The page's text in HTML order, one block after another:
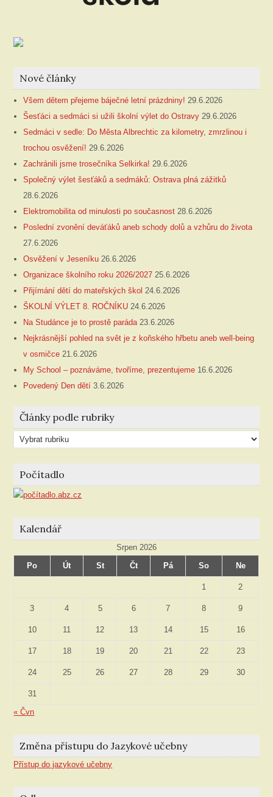
Nové články
Všem dětem přejeme báječné letní prázdniny! 29.6.2026
Šesťáci a sedmáci si užili školní výlet do Ostravy 29.6.2026
Sedmáci v sedle: Do Města Albrechtic za kilometry, zmrzlinou i
trochou osvěžení! 29.6.2026
Zachránili jsme trosečníka Selkirka! 29.6.2026
Společný výlet šesťáků a sedmáků: Ostrava plná zážitků
28.6.2026
Elektromobilita od minulosti po současnost 28.6.2026
Poslední zvonění deváťáků aneb schody dolů a vzhůru do života
27.6.2026
Osvěžení v Jeseníku 26.6.2026
Organizace školního roku 2026/2027 25.6.2026
Přijímání dětí do mateřských škol 24.6.2026
ŠKOLNÍ VÝLET 8. ROČNÍKU 24.6.2026
Na Studánce je to prostě paráda 23.6.2026
Nejkrásnější pohled na svět je z koňského hřbetu aneb well-being
v osmičce 21.6.2026
My School – poznáváme, tvoříme, prezentujeme 16.6.2026
Povedený Den dětí 3.6.2026
Články podle rubriky
Články
podle
rubriky
Počítadlo
Kalendář
Srpen 2026
Po
Út St Čt Pá So Ne
1 2
3 4 5 6 7 8 9
10 11 12 13 14 15 16
17 18 19 20 21 22 23
24 25 26 27 28 29 30
31
« Čvn
Změna přístupu do Jazykové učebny
Přístup do jazykové učebny